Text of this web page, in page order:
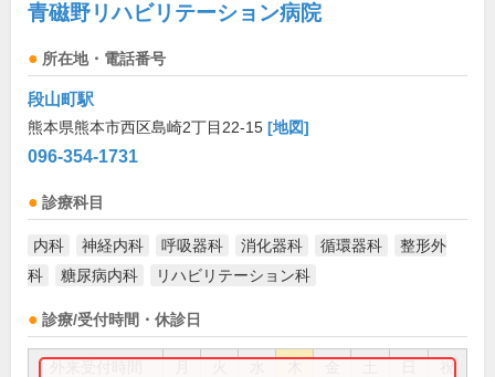
青磁野リハビリテーション病院
所在地・電話番号
段山町駅
熊本県熊本市西区島崎2丁目22-15 [地図]
096-354-1731
診療科目
内科 神経内科 呼吸器科 消化器科 循環器科
整形外
科
糖尿病内科 リハビリテーション科
診療/受付時間・休診日
祝